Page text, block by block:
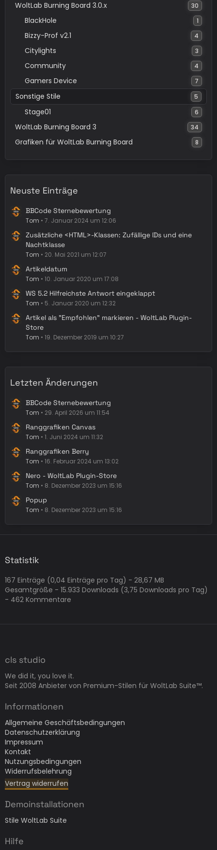
WoltLab Burning Board 3.0.x 30
BlackHole 1
Bizzy-Prof v2.1 4
Citylights 3
Community 4
Gamers Device 7
Sonstige Stile 5
Stage01 6
WoltLab Burning Board 3 34
Grafiken für WoltLab Burning Board 8
Neuste Einträge
BBCode Sternebewertung
Tom 7. Januar 2024 um 12:06
Zusätzliche <HTML>-Klassen: Zufällige IDs und eine
Nachtklasse
Tom 20. Mai 2021 um 12:07
Artikeldatum
Tom 10. Januar 2020 um 17:08
WS 5.2 Hilfreichste Antwort eingeklappt
Tom 5. Januar 2020 um 12:32
Artikel als "Empfohlen" markieren - WoltLab Plugin-
Store
Tom 19. Dezember 2019 um 10:27
Letzten Änderungen
BBCode Sternebewertung
Tom 29. April 2026 um 11:54
Ranggrafiken Canvas
Tom 1. Juni 2024 um 11:32
Ranggrafiken Berry
Tom 16. Februar 2024 um 13:02
Nero - WoltLab Plugin-Store
Tom 8. Dezember 2023 um 15:16
Popup
Tom 8. Dezember 2023 um 15:16
Statistik
167 Einträge (0,04 Einträge pro Tag) - 28,67 MB
Gesamtgröße - 15.933 Downloads (3,75 Downloads pro Tag)
- 462 Kommentare
cls studio
We did it, you love it.
Seit 2008 Anbieter von Premium-Stilen für WoltLab Suite™.
Informationen
Allgemeine Geschäftsbedingungen
Datenschutzerklärung
Impressum
Kontakt
Nutzungsbedingungen
Widerrufsbelehrung
Vertrag widerrufen
Demoinstallationen
Stile WoltLab Suite
Hilfe